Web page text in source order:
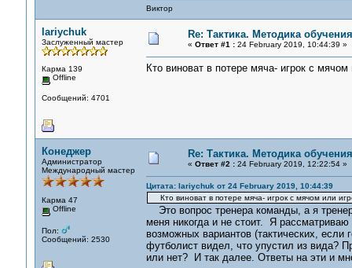
Виктор
lariychuk
Заслуженный мастер
Карма 139
Offline
Сообщений: 4701
Re: Тактика. Методика обучения
« Ответ #1 :24 February 2019, 10:44:39 »
Кто виноват в потере мяча- игрок с мячом
Конеджер
Администратор
Международный мастер
Карма 47
Offline
Пол:
Сообщений: 2530
Re: Тактика. Методика обучения
« Ответ #2 :24 February 2019, 12:22:54 »
Цитата: lariychuk от 24 February 2019, 10:44:39
Кто виноват в потере мяча- игрок с мячом или
Это вопрос тренера команды, а я
меня никогда и не стоит. Я
возможных вариантов (тактических, если
футболист видел, что упустил из вида?
или нет? И так далее. Ответы на эти и